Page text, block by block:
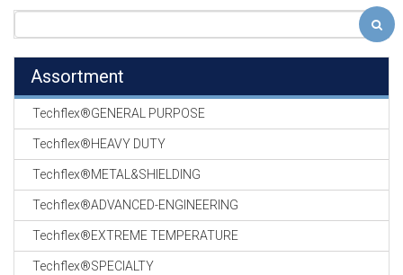
Assortment
Techflex®GENERAL PURPOSE
Techflex®HEAVY DUTY
Techflex®METAL&SHIELDING
Techflex®ADVANCED-ENGINEERING
Techflex®EXTREME TEMPERATURE
Techflex®SPECIALTY